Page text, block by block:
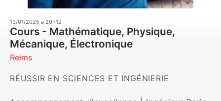
13/01/2025 à 20h12
Cours - Mathématique, Physique,
Mécanique, Électronique
Reims
RÉUSSIR EN SCIENCES ET INGÉNIERIE